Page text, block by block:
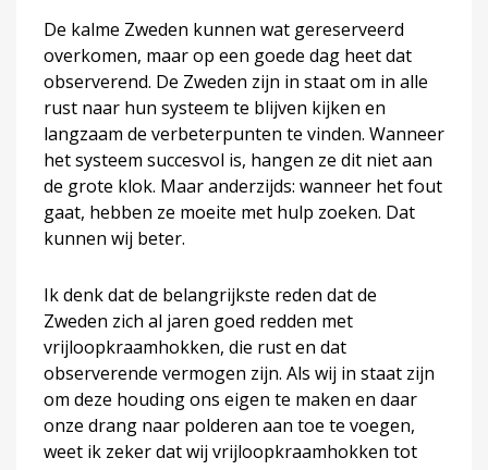
De kalme Zweden kunnen wat gereserveerd
overkomen, maar op een goede dag heet dat
observerend. De Zweden zijn in staat om in alle
rust naar hun systeem te blijven kijken en
langzaam de verbeterpunten te vinden. Wanneer
het systeem succesvol is, hangen ze dit niet aan
de grote klok. Maar anderzijds: wanneer het fout
gaat, hebben ze moeite met hulp zoeken. Dat
kunnen wij beter.
Ik denk dat de belangrijkste reden dat de
Zweden zich al jaren goed redden met
vrijloopkraamhokken, die rust en dat
observerende vermogen zijn. Als wij in staat zijn
om deze houding ons eigen te maken en daar
onze drang naar polderen aan toe te voegen,
weet ik zeker dat wij vrijloopkraamhokken tot